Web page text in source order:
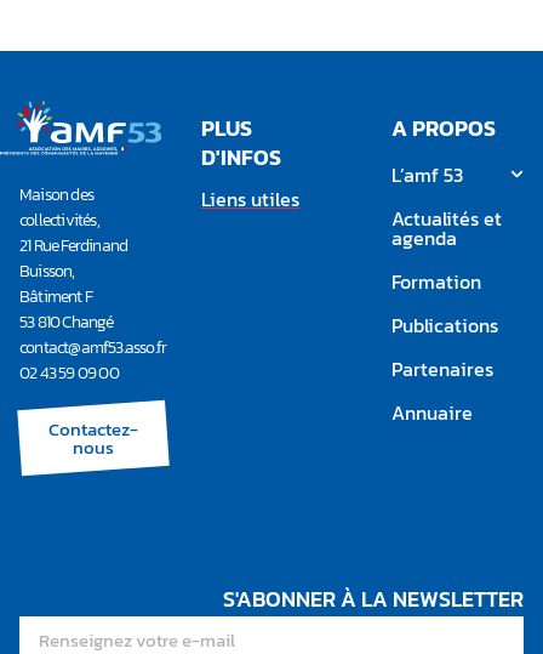
Maison des
collectivités,
21 Rue Ferdinand
Buisson,
Bâtiment F
53 810 Changé
contact@amf53.asso.fr​
02 43 59 09 00
Contactez-
nous
PLUS
D'INFOS
Liens utiles
A PROPOS
L’amf 53
Actualités et
agenda
Formation
Publications
Partenaires
Annuaire
S'ABONNER À LA NEWSLETTER